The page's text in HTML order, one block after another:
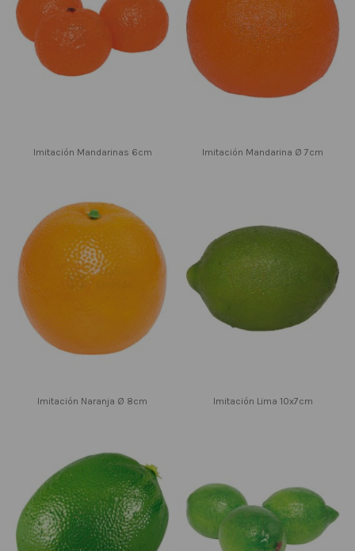
Imitación Mandarinas 6cm Imitación Mandarina Ø 7cm
Imitación Naranja Ø 8cm Imitación Lima 10x7cm